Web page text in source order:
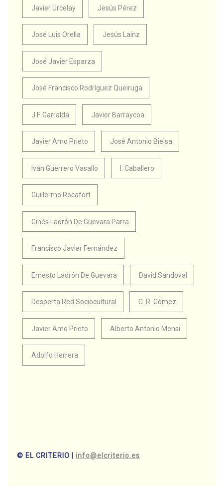
Javier Urcelay Jesús Pérez
José Luis Orella Jesús Laínz
José Javier Esparza
José Francisco Rodríguez Queiruga
J.F. Garralda Javier Barraycoa
Javier Amo Prieto José Antonio Bielsa
Iván Guerrero Vasallo I. Caballero
Guillermo Rocafort
Ginés Ladrón De Guevara Parra
Francisco Javier Fernández
Ernesto Ladrón De Guevara David Sandoval
Desperta Red Sociocultural C. R. Gómez
Javier Amo Prieto Alberto Antonio Mensi
Adolfo Herrera
© EL CRITERIO | info@elcriterio.es